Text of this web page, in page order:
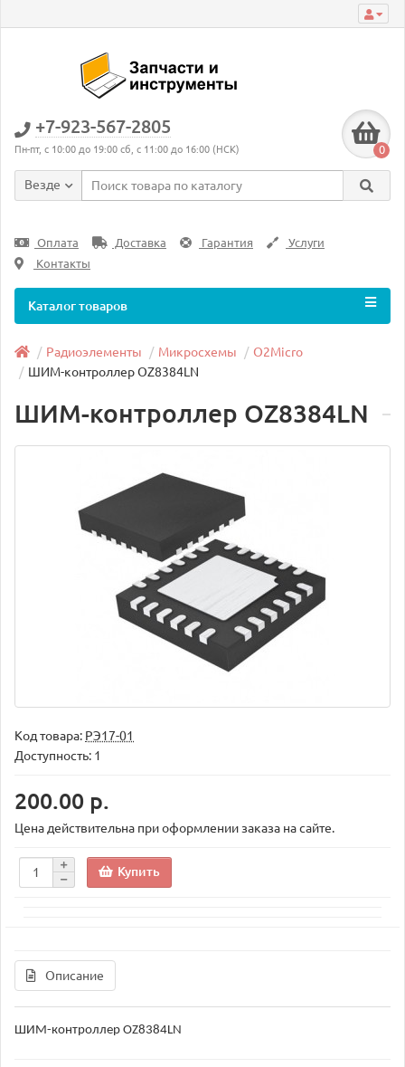
+7-923-567-2805
Пн-пт, с 10:00 до 19:00 сб, с 11:00 до 16:00 (НСК) 0
Везде
Оплата Доставка Гарантия
Услуги
Контакты
Каталог товаров
Радиоэлементы Микросхемы
O2Micro
ШИМ-контроллер OZ8384LN
ШИМ-контроллер OZ8384LN
Код товара: РЭ17-01
Доступность: 1
200.00 р.
Цена действительна при оформлении заказа на сайте.
Купить
Описание
ШИМ-контроллер OZ8384LN